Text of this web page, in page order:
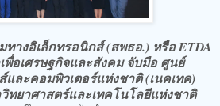
างอิเล็กทรอนิกส์ (สพธอ.) หรือ ETDA
พื่อเศรษฐกิจและสังคม จับมือ ศูนย์
ละคอมพิวเตอร์แห่งชาติ (เนคเทค)
ยาศาสตร์และเทคโนโลยีแห่งชาติ